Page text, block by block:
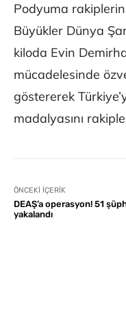
Podyuma
Büyükler Dünya
kiloda Evin
mücadelesinde
göstererek
madalyasını
ÖNCEKI İÇERIK
DEAŞ’a operasyon! 51
yakalandı